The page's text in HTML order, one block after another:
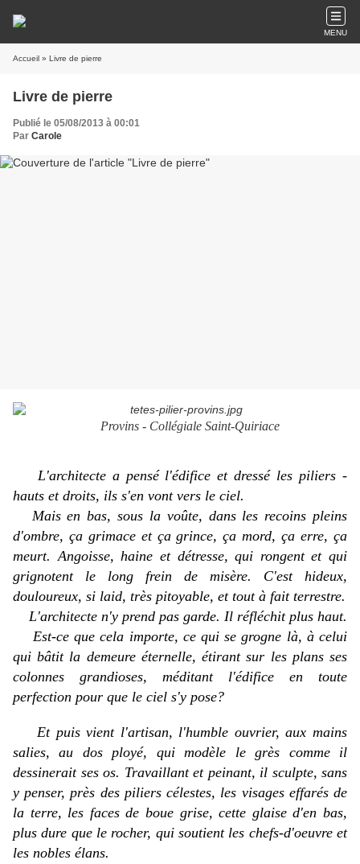
MENU
Accueil » Livre de pierre
Livre de pierre
Publié le 05/08/2013 à 00:01
Par Carole
Provins - Collégiale Saint-Quiriace
L'architecte a pensé l'édifice et dressé les piliers -
hauts et droits, ils s'en vont vers le ciel.
Mais enbas, sous la voûte, dans les recoins pleins
d'ombre, ça grimace et ça grince, ça mord, ça erre, ça
meurt. Angoisse, haine et détresse, qui rongent et qui
grignotent le long frein de misère. C'est hideux,
douloureux, si laid, très pitoyable, et tout à fait terrestre.
L'architecte n'y prend pas garde. Il réfléchit plus haut.
Est-ce que cela importe, ce qui se grogne là, à celui
qui bâtit la demeure éternelle, étirant sur les plans ses
colonnes grandioses, méditant l'édifice en toute
perfection pour que le ciel s'y pose?
Et puis vient l'artisan, l'humble ouvrier, aux mains
salies, au dos ployé, qui modèle le grès comme il
dessinerait ses os. Travaillant et peinant, il sculpte, sans
y penser, près des piliers célestes, les visages effarés de
la terre, les faces de boue grise, cette glaise d'en bas,
plus dure que le rocher, qui soutient les chefs-d'oeuvre et
les nobles élans.